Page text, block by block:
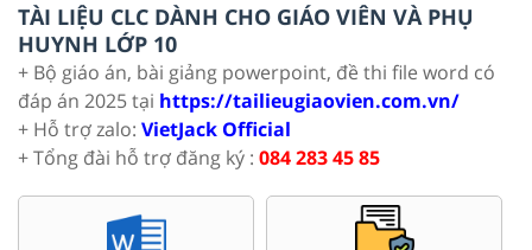
TÀI LIỆU CLC DÀNH CHO GIÁO VIÊN VÀ PHỤ
HUYNH LỚP 10
+ Bộ giáo án, bài giảng powerpoint, đề thi file word có
đáp án 2025 tại https://tailieugiaovien.com.vn/
+ Hỗ trợ zalo: VietJack Official
+ Tổng đài hỗ trợ đăng ký : 084 283 45 85